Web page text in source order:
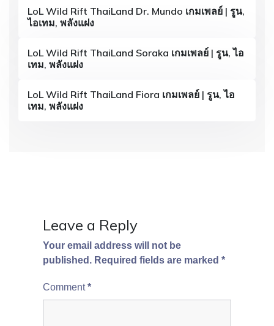
LoL Wild Rift ThaiLand Dr. Mundo เกมเพลย์ | รูน,
ไอเทม, พลังแฝง
LoL Wild Rift ThaiLand Soraka เกมเพลย์ | รูน, ไอ
เทม, พลังแฝง
LoL Wild Rift ThaiLand Fiora เกมเพลย์ | รูน, ไอ
เทม, พลังแฝง
Leave a Reply
Your email address will not be
published. Required fields are marked *
Comment*